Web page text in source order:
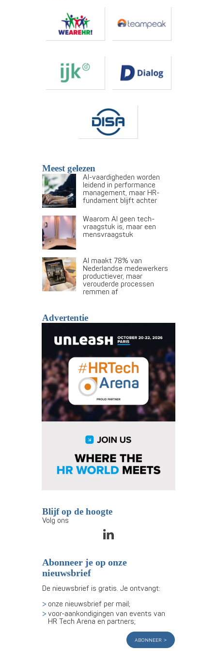
Meest gelezen
AI-vaardigheden worden
leidend in performance
management, maar HR-
fundament blijft achter
Waarom AI geen tech-
vraagstuk is, maar een
mensvraagstuk
AI maakt 78% van
Nederlandse medewerkers
productiever, maar
verouderde processen
remmen af
Advertentie
Blijf op de hoogte
Volg ons
Abonneer je op onze
nieuwsbrief
De nieuwsbrief is gratis. Je ontvangt:
onze nieuwsbrief per mail;
voor-aankondigingen van events van
HR Tech Arena en partners;
abonneer